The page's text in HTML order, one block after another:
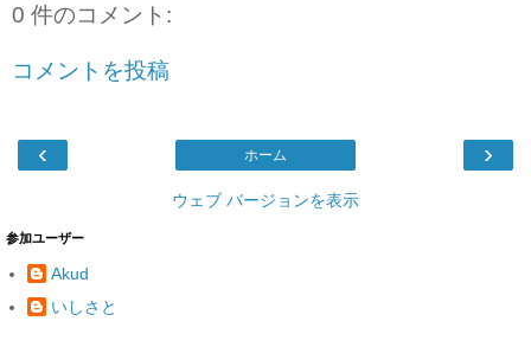
0 件のコメント:
コメントを投稿
‹ ›
ホーム
ウェブ バージョンを表示
参加ユーザー
Akud
いしさと